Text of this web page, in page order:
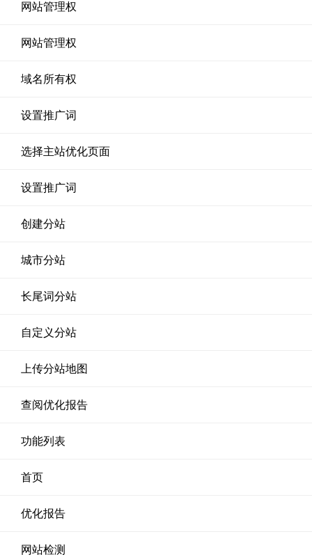
网站管理权
网站管理权
域名所有权
设置推广词
选择主站优化页面
设置推广词
创建分站
城市分站
长尾词分站
自定义分站
上传分站地图
查阅优化报告
功能列表
首页
优化报告
网站检测